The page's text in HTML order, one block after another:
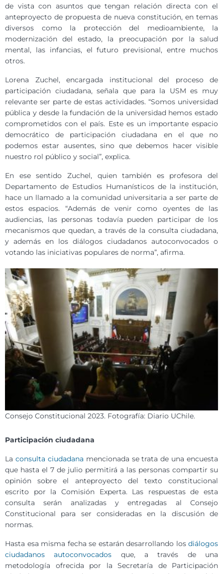
de vista con asuntos que tengan relación directa con el
anteproyecto de propuesta de nueva constitución, en temas
diversos como la protección del medioambiente, la
modernización del estado, la preocupación por la salud
mental, las infancias, el futuro previsional, entre muchos
otros.
Lorena Zuchel, encargada institucional del proceso de
participación ciudadana, señala que para la USM es muy
relevante ser parte de estas actividades. “Somos universidad
pública y desde la fundación de la universidad hemos estado
comprometidos con el país. Este es un importante espacio
democrático de participación ciudadana en el que no
podemos estar ausentes, sino que debemos hacer visible
nuestro rol público y social”, explica.
En ese sentido Zuchel, quien también es profesora del
Departamento de Estudios Humanísticos de la institución,
hace un llamado a la comunidad universitaria a ser parte de
estos espacios. “Además de venir como oyentes de las
audiencias, las personas todavía pueden participar de los
mecanismos que quedan, a través de la consulta ciudadana,
y además en los diálogos ciudadanos autoconvocados o
votando las iniciativas populares de norma”, afirma.
Consejo Constitucional 2023. Fotografía: Diario UChile.
Participación ciudadana
La consulta ciudadana mencionada se trata de una encuesta
que hasta el 7 de julio permitirá a las personas compartir su
opinión sobre el anteproyecto del texto constitucional
escrito por la Comisión Experta. Las respuestas de esta
consulta serán analizadas y entregadas al Consejo
Constitucional para ser consideradas en la discusión de
normas.
Hasta esa misma fecha se estarán desarrollando los diálogos
ciudadanos autoconvocados que, a través de una
metodología ofrecida por la Secretaría de Participación